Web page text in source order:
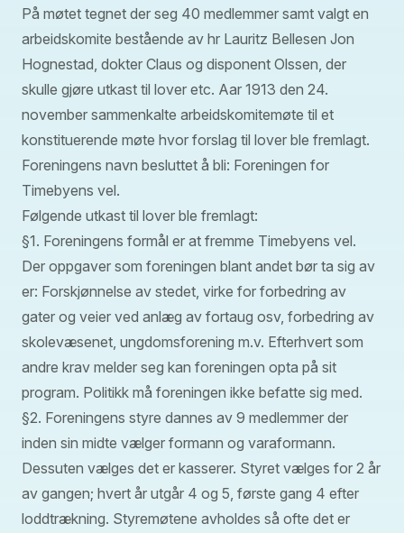
På møtet tegnet der seg 40 medlemmer samt valgt en
arbeidskomite bestående av hr Lauritz Bellesen Jon
Hognestad, dokter Claus og disponent Olssen, der
skulle gjøre utkast til lover etc. Aar 1913 den 24.
november sammenkalte arbeidskomitemøte til et
konstituerende møte hvor forslag til lover ble fremlagt.
Foreningens navn besluttet å bli: Foreningen for
Timebyens vel.
Følgende utkast til lover ble fremlagt:
§1. Foreningens formål er at fremme Timebyens vel.
Der oppgaver som foreningen blant andet bør ta sig av
er: Forskjønnelse av stedet, virke for forbedring av
gater og veier ved anlæg av fortaug osv, forbedring av
skolevæsenet, ungdomsforening m.v. Efterhvert som
andre krav melder seg kan foreningen opta på sit
program. Politikk må foreningen ikke befatte sig med.
§2. Foreningens styre dannes av 9 medlemmer der
inden sin midte vælger formann og varaformann.
Dessuten vælges det er kasserer. Styret vælges for 2 år
av gangen; hvert år utgår 4 og 5, første gang 4 efter
loddtrækning. Styremøtene avholdes så ofte det er